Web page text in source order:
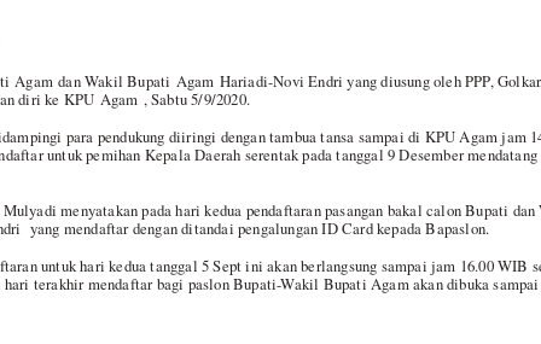
Agam dan Wakil Bupati Agam Hariadi-Novi Endri yang diusung oleh PPP,
diri ke KPU Agam , Sabtu 5/9/2020.
para pendukung diiringi dengan tambua tansa sampai di KPU Agam jam
untuk pemihan Kepala Daerah serentak pada tanggal 9 Desember
menyatakan pada hari kedua pendaftaran pasangan bakal calon Bupati
yang mendaftar dengan ditandai pengalungan ID Card kepada Bapaslon.
untuk hari kedua tanggal 5 Sept ini akan berlangsung sampai jam 16.00 WIB
hari terakhir mendaftar bagi paslon Bupati-Wakil Bupati Agam akan dibuka